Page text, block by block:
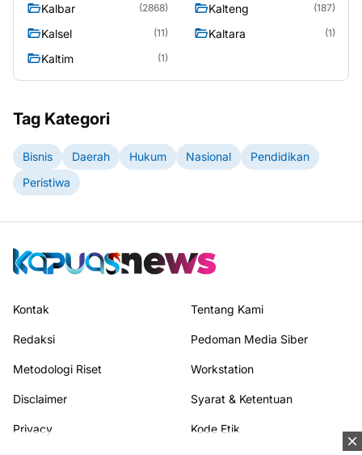
Kalbar (2868) Kalteng (187)
Kalsel (11) Kaltara (1)
Kaltim (1)
Tag Kategori
Bisnis Daerah Hukum Nasional
Pendidikan
Peristiwa
Kontak Tentang Kami
Redaksi Pedoman Media Siber
Metodologi Riset Workstation
Disclaimer Syarat & Ketentuan
Privacy Kode Etik